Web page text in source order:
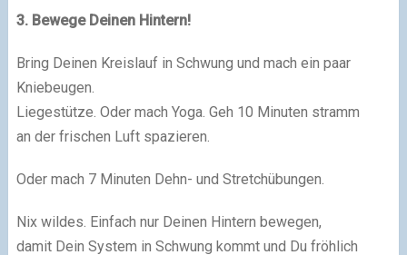
3. Bewege Deinen Hintern!
Bring Deinen Kreislauf in Schwung und mach ein paar
Kniebeugen.
Liegestütze. Oder mach Yoga. Geh 10 Minuten stramm
an der frischen Luft spazieren.
Oder mach 7 Minuten Dehn- und Stretchübungen.
Nix wildes. Einfach nur Deinen Hintern bewegen,
damit Dein System in Schwung kommt und Du fröhlich